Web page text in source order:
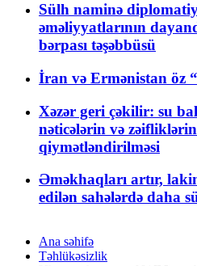
Sülh naminə
əməliyyatlarının
bərpası təşəbbüsü
İran və Ermənistan öz
Xəzər geri çəkilir: su
nəticələrin və
qiymətləndirilməsi
Əməkhaqları artır,
edilən sahələrdə daha
Ana səhifə
Təhlükəsizlik